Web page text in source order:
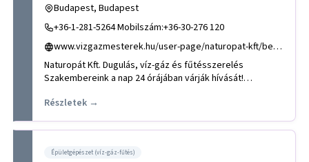
Budapest, Budapest
+36-1-281-5264 Mobilszám:+36-30-276 120
www.vizgazmesterek.hu/user-page/naturopat-kft/bemutatkozas
Naturopát Kft. Dugulás, víz-gáz és fűtésszerelés
Szakembereink a nap 24 órájában várják hívását!
Részletek →
Épületgépészet (víz-gáz-fűtés)